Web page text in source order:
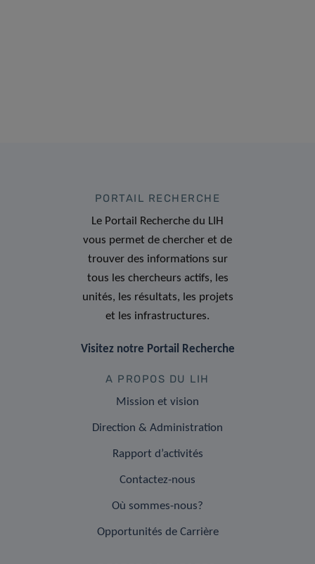
PORTAIL RECHERCHE
Le Portail Recherche du LIH
vous permet de chercher et de
trouver des informations sur
tous les chercheurs actifs, les
unités, les résultats, les projets
et les infrastructures.
Visitez notre Portail Recherche
A PROPOS DU LIH
Mission et vision
Direction & Administration
Rapport d’activités
Contactez-nous
Où sommes-nous?
Opportunités de Carrière